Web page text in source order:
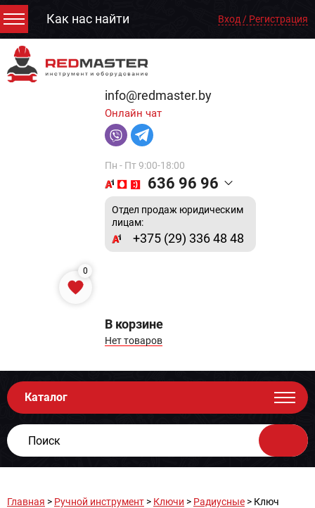
Как нас найти Вход / Регистрация
info@redmaster.by
Онлайн чат
Пн - Пт 9:00-18:00
636 96 96
Отдел продаж юридическим
лицам:
+375 (29) 336 48 48
0
В корзине
Нет товаров
Каталог
Главная > Ручной инструмент > Ключи > Радиусные > Ключ